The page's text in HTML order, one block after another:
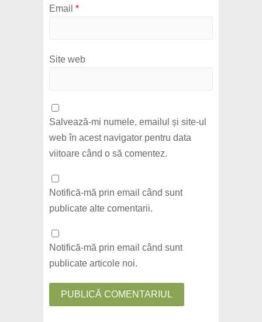
Email *
Site web
Salvează-mi numele, emailul și site-ul
web în acest navigator pentru data
viitoare când o să comentez.
Notifică-mă prin email când sunt
publicate alte comentarii.
Notifică-mă prin email când sunt
publicate articole noi.